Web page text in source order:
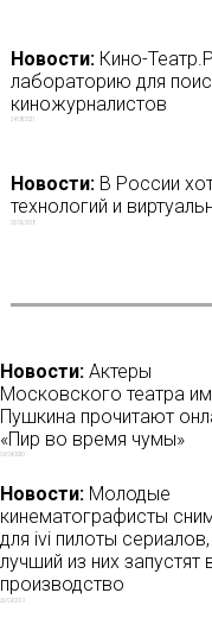
Новости:Кино-
лабораторию для
киножурналистов
24/08/2021
Новости:В России
технологий и
23/02/2018
Новости: Актеры
Московского театра
Пушкина прочитают
«Пир во время чумы»
09/04/2020
Новости: Молодые
кинематографисты
для ivi пилоты сериалов,
лучший из них запустят
производство
26/09/2019